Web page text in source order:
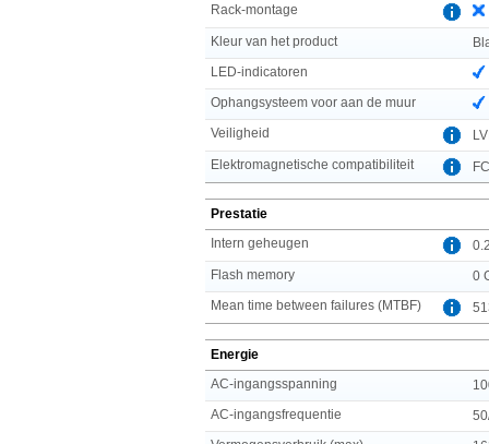
Rack-montage
Kleur van het product
LED-indicatoren
Ophangsysteem voor aan de muur
Veiligheid
Elektromagnetische compatibiliteit
Prestatie
Intern geheugen
Flash memory
0
Mean time between failures (MTBF)
Energie
AC-ingangsspanning
AC-ingangsfrequentie